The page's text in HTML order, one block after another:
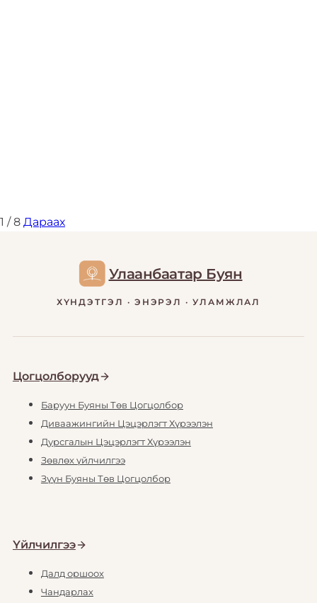
1 / 8 Дараах
Улаанбаатар Буян
ХҮНДЭТГЭЛ · ЭНЭРЭЛ · УЛАМЖЛАЛ
Цогцолборууд
Баруун Буяны Төв Цогцолбор
Диваажингийн Цэцэрлэгт Хүрээлэн
Дурсгалын Цэцэрлэгт Хүрээлэн
Зөвлөх үйлчилгээ
Зүүн Буяны Төв Цогцолбор
Үйлчилгээ
Далд оршоох
Чандарлах